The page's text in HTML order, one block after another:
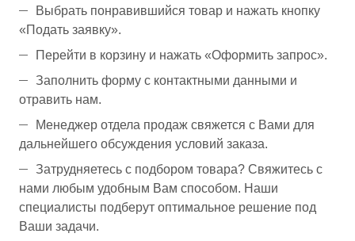
Выбрать понравившийся товар и нажать кнопку
«Подать заявку».
Перейти в корзину и нажать «Оформить запрос».
Заполнить форму с контактными данными и
отравить нам.
Менеджер отдела продаж свяжется с Вами для
дальнейшего обсуждения условий заказа.
Затрудняетесь с подбором товара? Свяжитесь с
нами любым удобным Вам способом. Наши
специалисты подберут оптимальное решение под
Ваши задачи.